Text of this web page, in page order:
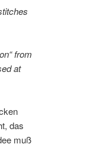
from
at
das
muß